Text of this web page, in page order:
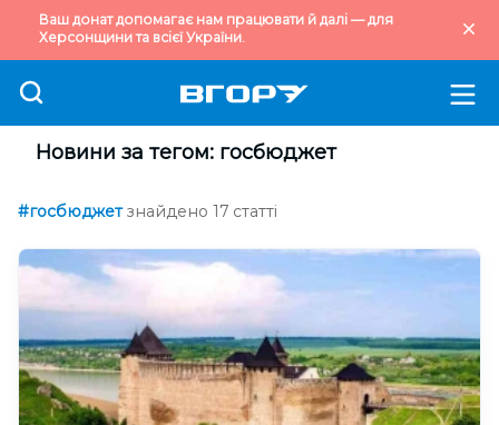
Ваш донат допомагає нам працювати й далі — для
Херсонщини та всієї України.
Новини за тегом: госбюджет
#госбюджет знайдено 17 статті